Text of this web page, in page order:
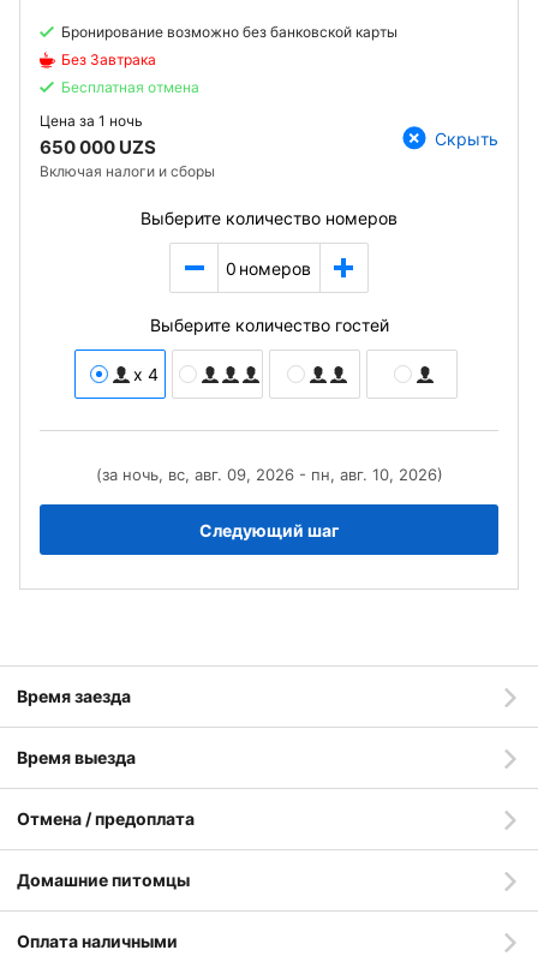
Бронирование возможно без банковской карты
Без Завтрака
Бесплатная отмена
Цена за 1 ночь
650 000 UZS
Включая налоги и сборы
Скрыть
Выберите количество номеров
0 номеров
Выберите количество гостей
x 4
(за ночь, вс, авг. 09, 2026 - пн, авг. 10, 2026)
Следующий шаг
Время заезда
Время выезда
Отмена / предоплата
Домашние питомцы
Оплата наличными